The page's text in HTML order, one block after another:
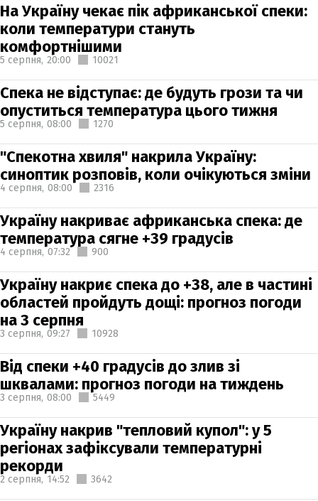
На Україну чекає пік африканської спеки:
коли температури стануть
комфортнішими
5 серпня, 20:00 10021
Спека не відступає: де будуть грози та чи
опуститься температура цього тижня
5 серпня, 08:00 1270
"Спекотна хвиля" накрила Україну:
синоптик розповів, коли очікуються зміни
4 серпня, 08:00 2316
Україну накриває африканська спека: де
температура сягне +39 градусів
4 серпня, 07:32 900
Україну накриє спека до +38, але в частині
областей пройдуть дощі: прогноз погоди
на 3 серпня
3 серпня, 09:27 10928
Від спеки +40 градусів до злив зі
шквалами: прогноз погоди на тиждень
3 серпня, 08:00 5449
Україну накрив "тепловий купол": у 5
регіонах зафіксували температурні
рекорди
2 серпня, 14:52 3642